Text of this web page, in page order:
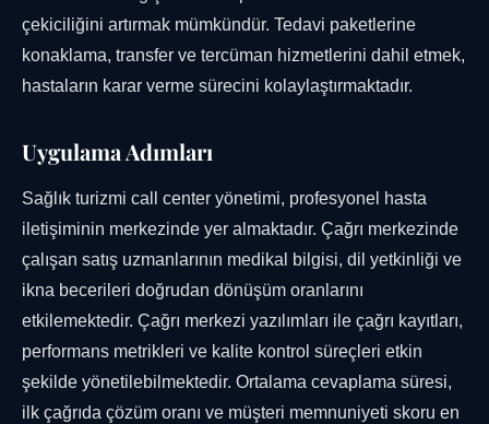
çekiciliğini artırmak mümkündür. Tedavi paketlerine
konaklama, transfer ve tercüman hizmetlerini dahil etmek,
hastaların karar verme sürecini kolaylaştırmaktadır.
Uygulama Adımları
Sağlık turizmi call center yönetimi, profesyonel hasta
iletişiminin merkezinde yer almaktadır. Çağrı merkezinde
çalışan satış uzmanlarının medikal bilgisi, dil yetkinliği ve
ikna becerileri doğrudan dönüşüm oranlarını
etkilemektedir. Çağrı merkezi yazılımları ile çağrı kayıtları,
performans metrikleri ve kalite kontrol süreçleri etkin
şekilde yönetilebilmektedir. Ortalama cevaplama süresi,
ilk çağrıda çözüm oranı ve müşteri memnuniyeti skoru en